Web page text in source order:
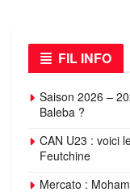
FIL INFO
Saison 2026 –
Baleba ?
CAN U23 : voici
Feutchine
Mercato :